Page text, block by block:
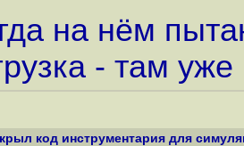
на нём
- там
код инструментария для